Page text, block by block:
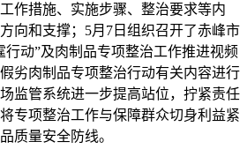
作措施、实施步骤、整治要求等内
向和支撑；5月7日组织召开了赤峰市
行动”及肉制品专项整治工作推进视频
劣肉制品专项整治行动有关内容进行
监管系统进一步提高站位，拧紧责任
专项整治工作与保障群众切身利益紧
质量安全防线。